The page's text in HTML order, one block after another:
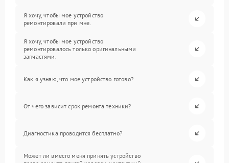
Я хочу, чтобы мое устройство
ремонтировали при мне.
Я хочу, чтобы мое устройство
ремонтировалось только оригинальными
запчастями.
Как я узнаю, что мое устройство готово?
От чего зависит срок ремонта техники?
Диагностика проводится бесплатно?
Может ли вместо меня принять устройство